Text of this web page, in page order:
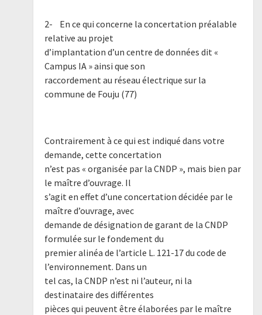
2- En ce qui concerne la concertation préalable
relative au projet
d’implantation d’un centre de données dit «
Campus IA » ainsi que son
raccordement au réseau électrique sur la
commune de Fouju (77)
Contrairement à ce qui est indiqué dans votre
demande, cette concertation
n’est pas « organisée par la CNDP », mais bien par
le maître d’ouvrage. Il
s’agit en effet d’une concertation décidée par le
maître d’ouvrage, avec
demande de désignation de garant de la CNDP
formulée sur le fondement du
premier alinéa de l’article L. 121-17 du code de
l’environnement. Dans un
tel cas, la CNDP n’est ni l’auteur, ni la
destinataire des différentes
pièces qui peuvent être élaborées par le maître